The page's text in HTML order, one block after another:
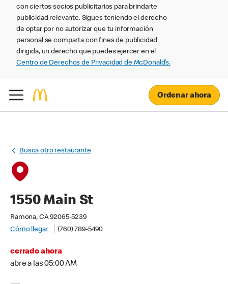
con ciertos socios publicitarios para brindarte
publicidad relevante. Sigues teniendo el derecho
de optar por no autorizar que tu información
personal se comparta con fines de publicidad
dirigida, un derecho que puedes ejercer en el
Centro de Derechos de Privacidad de McDonald’s.
Ordenar ahora
Busca otro restaurante
1550 Main St
Ramona, CA 92065-5239
Cómo llegar
(760) 789-5490
cerrado ahora
abre a las 05:00 AM